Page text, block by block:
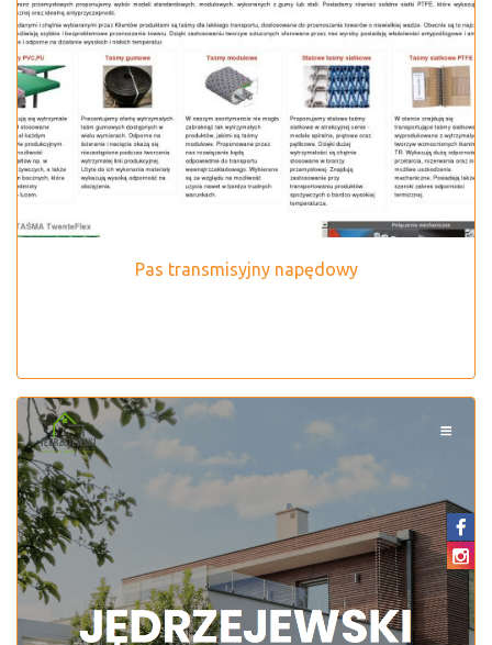
Pas transmisyjny napędowy